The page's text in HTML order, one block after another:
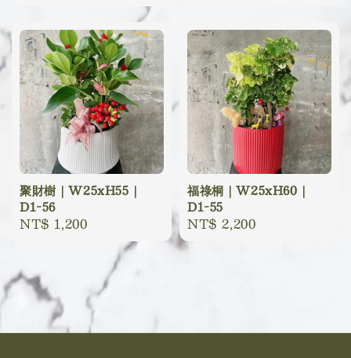
聚財樹｜W25xH55｜
D1-56
Regular
NT$ 1,200
福祿桐｜W25xH60｜
D1-55
Regular
price
NT$ 2,200